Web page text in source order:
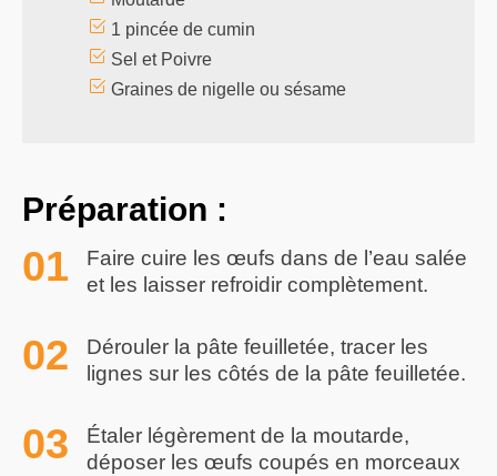
1 pincée de cumin
Sel et Poivre
Graines de nigelle ou sésame
Préparation :
Faire cuire les œufs dans de l’eau salée
et les laisser refroidir complètement.
Dérouler la pâte feuilletée, tracer les
lignes sur les côtés de la pâte feuilletée.
Étaler légèrement de la moutarde,
déposer les œufs coupés en morceaux